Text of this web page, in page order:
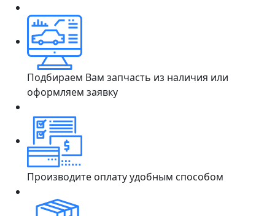
Подбираем Вам запчасть из наличия или
оформляем заявку
Производите оплату удобным способом